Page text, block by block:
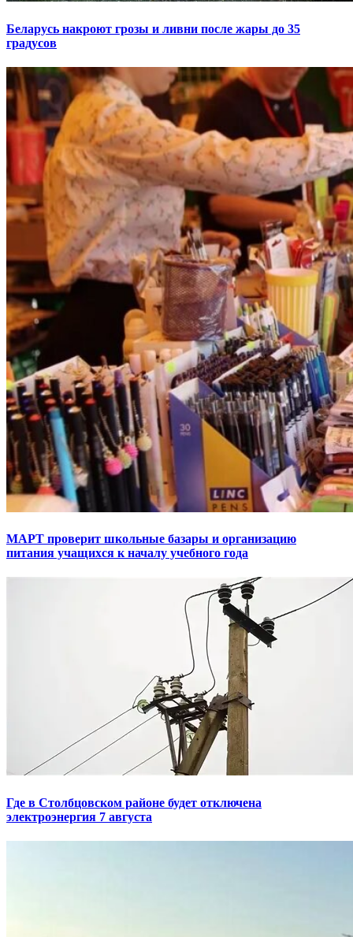
Беларусь накроют грозы и ливни после жары до 35
градусов
МАРТ проверит школьные базары и организацию
питания учащихся к началу учебного года
Где в Столбцовском районе будет отключена
электроэнергия 7 августа